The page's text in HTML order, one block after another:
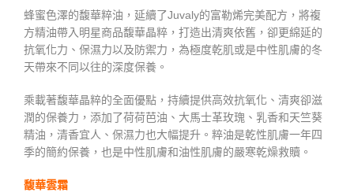
蜂蜜色澤的馥華粹油，延續了Juvaly的富勒烯完美配方，將複
方精油帶入明星商品馥華晶粹，打造出清爽依舊，卻更綿延的
抗氧化力、保濕力以及防禦力，為極度乾肌或是中性肌膚的冬
天帶來不同以往的深度保養。
乘載著馥華晶粹的全面優點，持續提供高效抗氧化、清爽卻滋
潤的保養力，添加了荷荷芭油、大馬士革玫瑰、乳香和天竺葵
精油，清香宜人、保濕力也大幅提升。粹油是乾性肌膚一年四
季的簡約保養，也是中性肌膚和油性肌膚的嚴寒乾燥救贖。
馥華雲霜